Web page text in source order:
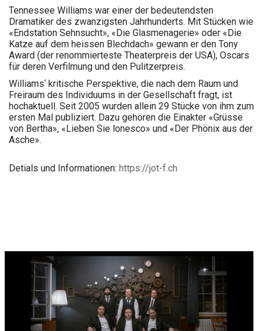
Tennessee Williams war einer der bedeutendsten
Dramatiker des zwanzigsten Jahrhunderts. Mit Stücken wie
«Endstation Sehnsucht», «Die Glasmenagerie» oder «Die
Katze auf dem heissen Blechdach» gewann er den Tony
Award (der renommierteste Theaterpreis der USA), Oscars
für deren Verfilmung und den Pulitzerpreis.
Williams‘ kritische Perspektive, die nach dem Raum und
Freiraum des Individuums in der Gesellschaft fragt, ist
hochaktuell. Seit 2005 wurden allein 29 Stücke von ihm zum
ersten Mal publiziert. Dazu gehören die Einakter «Grüsse
von Bertha», «Lieben Sie lonesco» und «Der Phönix aus der
Asche».
Detials und Informationen: https://jot-f.ch